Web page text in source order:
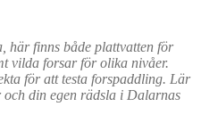
här finns både plattvatten för
vilda forsar för olika nivåer.
för att testa forspaddling. Lär
din egen rädsla i Dalarnas